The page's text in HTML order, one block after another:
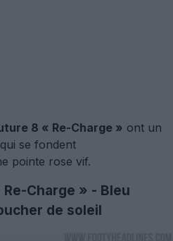
8 « Re-Charge » ont un
se fondent
pointe rose vif.
Charge » - Bleu
de soleil